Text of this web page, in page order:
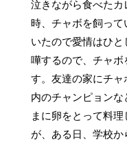
泣きながら食べた
時、チャボを飼っ
いたので愛情はひ
嘩するので、チャ
す。友達の家にチ
内のチャンピョン
まに卵をとって料
が、ある日、学校か